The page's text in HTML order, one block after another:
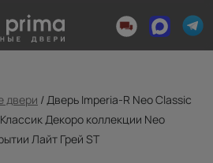
двери /Дверь Imperia-R Neo Classic
Декоро коллекции Neo
Лайт Грей ST